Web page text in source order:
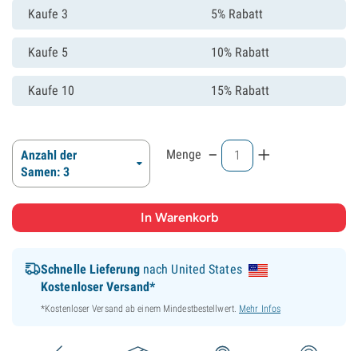
Kaufe 3 5% Rabatt
Kaufe 5 10% Rabatt
Kaufe 10 15% Rabatt
Anzahl der
Samen: 3
Menge - +
Schnelle Lieferungnach United States
Kostenloser Versand*
*Kostenloser Versand ab einem Mindestbestellwert. Mehr Infos